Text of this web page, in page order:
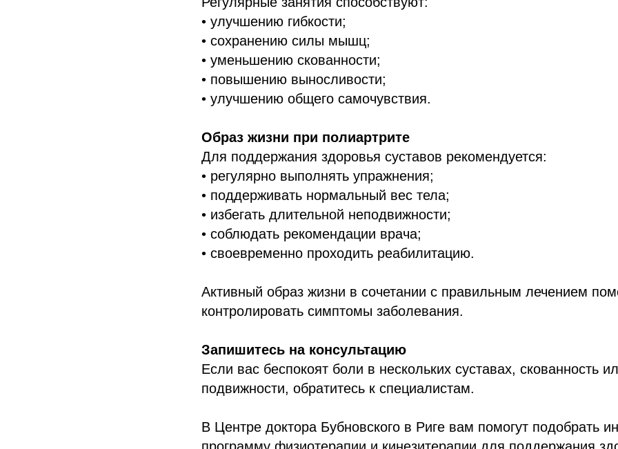
• улучшению гибкости;
• сохранению силы мышц;
• уменьшению скованности;
• повышению выносливости;
• улучшению общего самочувствия.
Образ жизни при полиартрите
Для поддержания здоровья суставов рекомендуется:
• регулярно выполнять упражнения;
• поддерживать нормальный вес тела;
• избегать длительной неподвижности;
• соблюдать рекомендации врача;
• своевременно проходить реабилитацию.
Активный образ жизни в сочетании с правильным лечением
контролировать симптомы заболевания.
Запишитесь на консультацию
Если вас беспокоят боли в нескольких суставах, скованность
подвижности, обратитесь к специалистам.
В Центре доктора Бубновского в Риге вам помогут подобрать